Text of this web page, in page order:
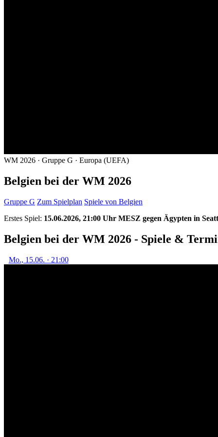
WM 2026 · Gruppe G · Europa (UEFA)
Belgien bei der WM 2026
Gruppe G Zum Spielplan Spiele von Belgien
Erstes Spiel: 15.06.2026, 21:00 Uhr MESZ gegen Ägypten in
Belgien bei der WM 2026 - Spiele &
Mo., 15.06. · 21:00